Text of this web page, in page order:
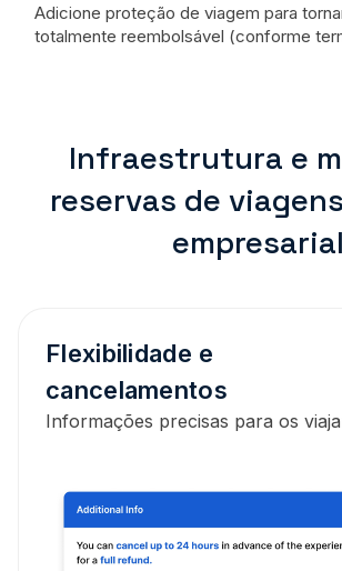
Adicione proteção de viagem para
totalmente reembolsável (conforme
Infraestrutura e
reservas de
empresarial
Flexibilidade e
cancelamentos
Informações precisas para os